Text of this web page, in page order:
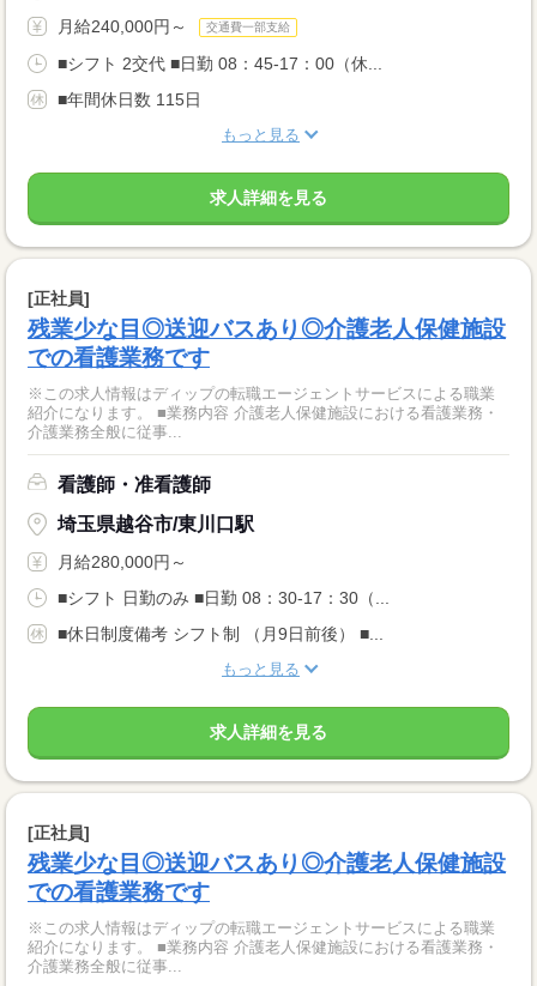
月給240,000円～ 交通費一部支給
■シフト 2交代 ■日勤 08：45-17：00（休...
■年間休日数 115日
もっと見る
求人詳細を見る
[正社員]
残業少な目◎送迎バスあり◎介護老人保健施設
での看護業務です
※この求人情報はディップの転職エージェントサービスによる職業
紹介になります。 ■業務内容 介護老人保健施設における看護業務・
介護業務全般に従事...
看護師・准看護師
埼玉県越谷市/東川口駅
月給280,000円～
■シフト 日勤のみ ■日勤 08：30-17：30（...
■休日制度備考 シフト制 （月9日前後） ■...
もっと見る
求人詳細を見る
[正社員]
残業少な目◎送迎バスあり◎介護老人保健施設
での看護業務です
※この求人情報はディップの転職エージェントサービスによる職業
紹介になります。 ■業務内容 介護老人保健施設における看護業務・
介護業務全般に従事...